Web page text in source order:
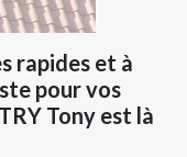
rapides et à
pour vos
Tony est là